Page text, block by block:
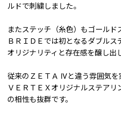
ルドで刺繍しました。
またステッチ（糸色）もゴールド
ＢＲＩＤＥでは初となるダブルス
オリジナリティと存在感を醸し出
従来のＺＥＴＡ IVと違う雰囲気を
ＶＥＲＴＥＸオリジナルステアリ
の相性も抜群です。